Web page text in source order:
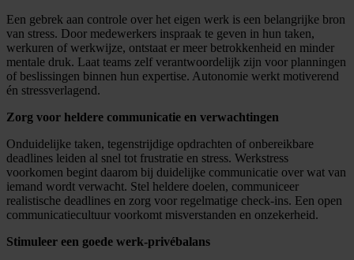
Een gebrek aan controle over het eigen werk is een belangrijke bron
van stress. Door medewerkers inspraak te geven in hun taken,
werkuren of werkwijze, ontstaat er meer betrokkenheid en minder
mentale druk. Laat teams zelf verantwoordelijk zijn voor planningen
of beslissingen binnen hun expertise. Autonomie werkt motiverend
én stressverlagend.
Zorg voor heldere communicatie en verwachtingen
Onduidelijke taken, tegenstrijdige opdrachten of onbereikbare
deadlines leiden al snel tot frustratie en stress. Werkstress
voorkomen begint daarom bij duidelijke communicatie over wat van
iemand wordt verwacht. Stel heldere doelen, communiceer
realistische deadlines en zorg voor regelmatige check-ins. Een open
communicatiecultuur voorkomt misverstanden en onzekerheid.
Stimuleer een goede werk-privébalans